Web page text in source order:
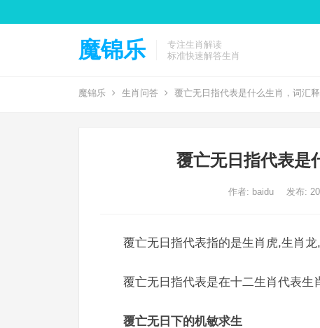
魔锦乐
专注生肖解读
标准快速解答生肖
魔锦乐 生肖问答 覆亡无日指代表是什么生肖，词汇
覆亡无日指代表是
作者: baidu 发布:
覆亡无日指代表指的是生肖虎,生肖龙
覆亡无日指代表是在十二生肖代表生
覆亡无日下的机敏求生